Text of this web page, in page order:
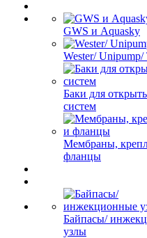
GWS и Aquasky
Wester/ Unipump/
Баки для
систем
Мембраны,
фланцы
Байпасы/
узлы